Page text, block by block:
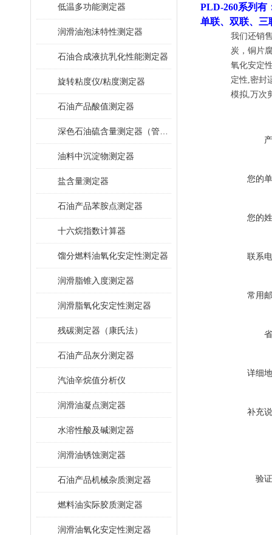
低温多功能测定器
润滑油泡沫特性测定器
石油合成液抗乳化性能测定器
旋转粘度仪/粘度测定器
石油产品酸值测定器
油料中沉淀物测定器
盐含量测定器
石油产品苯胺点测定器
十六烷指数计算器
馏分燃料油氧化安定性测定器
润滑脂锥入度测定器
润滑脂氧化安定性测定器
残碳测定器（康氏法）
石油产品灰分测定器
汽油辛烷值分析仪
润滑油凝点测定器
水溶性酸及碱测定器
润滑油锈蚀测定器
石油产品机械杂质测定器
燃料油实际胶质测定器
润滑油氧化安定性测定器
PLD-260系列有
单联、双联、三
我们还销
炭，铜片
氧化安定
定性,密封
模拟,万次
您的
您的
联系
常用
详细
补充
验